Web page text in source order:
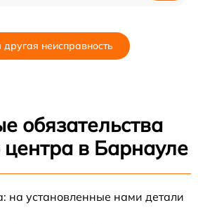
другая неисправность
обязательства
центра в Барнауле
на установленные нами детали